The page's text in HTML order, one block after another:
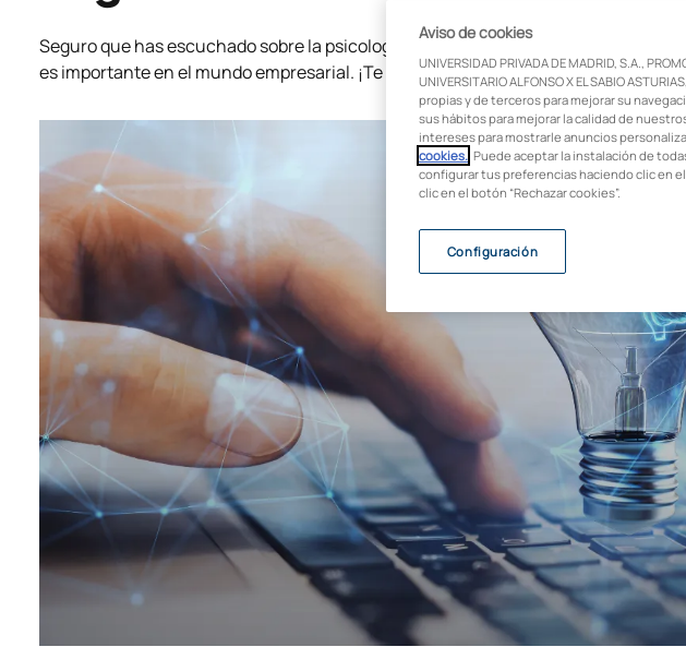
Seguro que has escuchado sobre la psicología organizacional. Descubre ya para
es importante en el mundo empresarial. ¡Te contamos todo!
Aviso de cookies
UNIVERSIDAD PRIVADA DE MADRID, S.A.,
UNIVERSITARIO ALFONSO X EL SABIO
propias y de terceros para mejorar su
sus hábitos para mejorar la calidad de
intereses para mostrarle anuncios
cookies. . Puede aceptar la instalación de
configurar tus preferencias haciendo clic en
clic en el botón “Rechazar cookies”.
Configuración